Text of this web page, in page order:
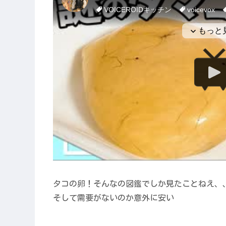
タコの卵！そんなの図鑑でしか見たことねえ、
そして需要がないのか意外に安い